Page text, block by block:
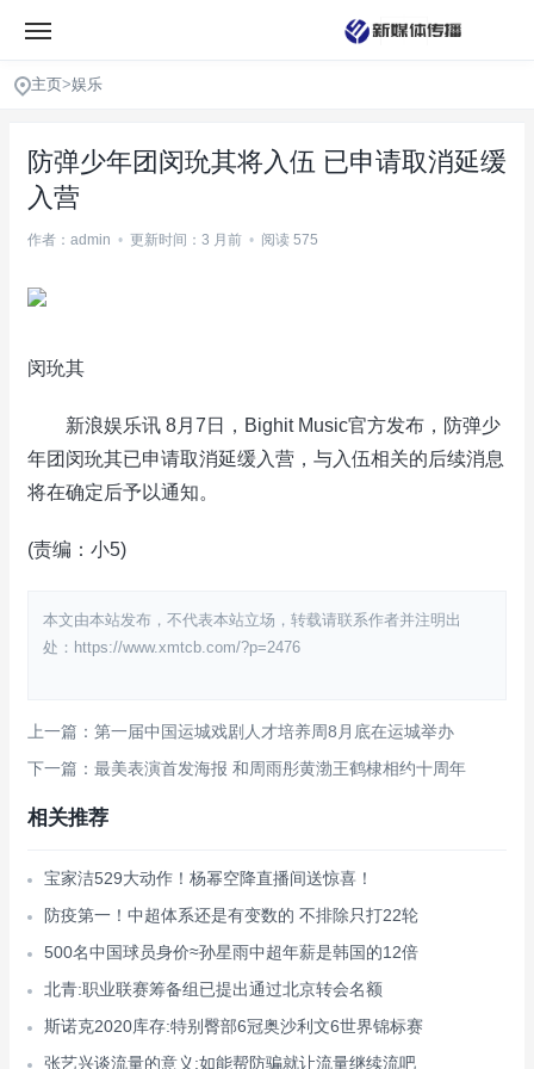
主页>娱乐
防弹少年团闵玧其将入伍 已申请取消延缓
入营
作者：admin • 更新时间：3 月前 • 阅读 575
闵玧其
新浪娱乐讯 8月7日，Bighit Music官方发布，防弹少
年团闵玧其已申请取消延缓入营，与入伍相关的后续消息
将在确定后予以通知。
(责编：小5)
本文由本站发布，不代表本站立场，转载请联系作者并注明出
处：https://www.xmtcb.com/?p=2476
上一篇：第一届中国运城戏剧人才培养周8月底在运城举办
下一篇：最美表演首发海报 和周雨彤黄渤王鹤棣相约十周年
相关推荐
宝家洁529大动作！杨幂空降直播间送惊喜！
防疫第一！中超体系还是有变数的 不排除只打22轮
500名中国球员身价≈孙星雨中超年薪是韩国的12倍
北青:职业联赛筹备组已提出通过北京转会名额
斯诺克2020库存:特别臀部6冠奥沙利文6世界锦标赛
张艺兴谈流量的意义:如能帮防骗就让流量继续流吧